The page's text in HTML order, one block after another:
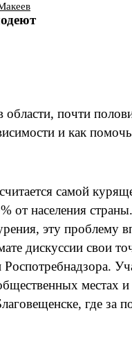
почти
и как
самой
от населения
эту проблему
дискуссии свои
местах
где за